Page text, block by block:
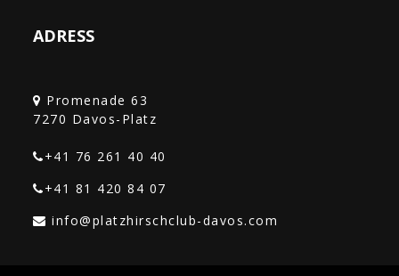
ADRESS
Promenade 63
+41 76 261 40 40‎
+41 81 420 84 07